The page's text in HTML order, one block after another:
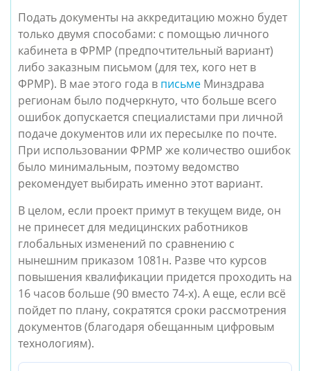
Подать документы на аккредитацию можно будет
только двумя способами: с помощью личного
кабинета в ФРМР (предпочтительный вариант)
либо заказным письмом (для тех, кого нет в
ФРМР). В мае этого года в письме Минздрава
регионам было подчеркнуто, что больше всего
ошибок допускается специалистами при личной
подаче документов или их пересылке по почте.
При использовании ФРМР же количество ошибок
было минимальным, поэтому ведомство
рекомендует выбирать именно этот вариант.
В целом, если проект примут в текущем виде, он
не принесет для медицинских работников
глобальных изменений по сравнению с
нынешним приказом 1081н. Разве что курсов
повышения квалификации придется проходить на
16 часов больше (90 вместо 74-х). А еще, если всё
пойдет по плану, сократятся сроки рассмотрения
документов (благодаря обещанным цифровым
технологиям).